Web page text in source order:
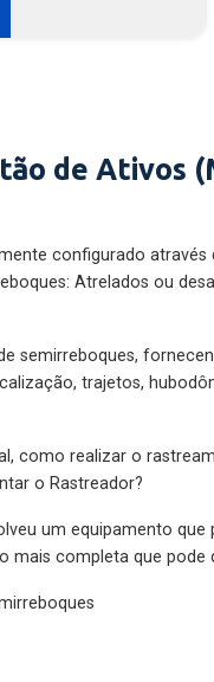
de Ativos
configurado
Atrelados ou
semirreboques,
trajetos,
como realizar o
o Rastreador?
um equipamento que
mais completa que pode